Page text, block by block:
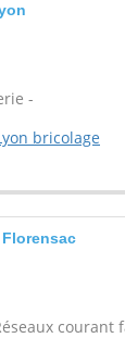
-
bricolage
courant